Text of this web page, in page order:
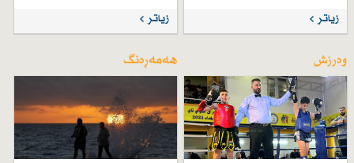
زیاتر زیاتر
وەرزش هەمەڕەنگ